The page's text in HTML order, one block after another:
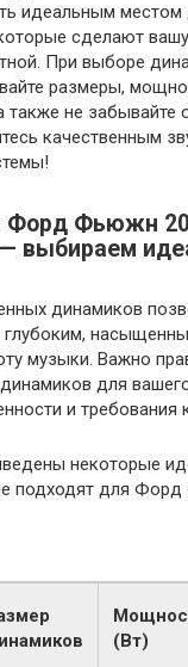
идеальным местом
сделают
При выборе
размеры,
также не забывайте
качественным
Форд Фьюжн
выбираем
динамиков
глубоким,
музыки. Важно
для
и требования
некоторые
подходят для
(Вт)